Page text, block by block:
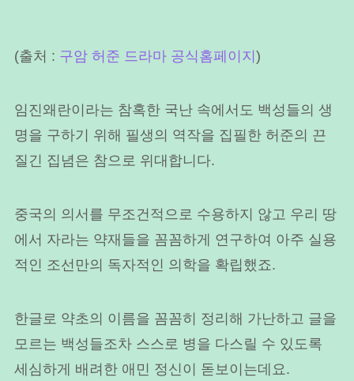
(출처 : 구암 허준 드라마 공식홈페이지 )
임진왜란이라는 참혹한 국난 속에서도 백성들의 생
명을 구하기 위해 필생의 역작을 집필한 허준의 끈
질긴 집념은 참으로 위대합니다.
중국의 의서를 무조건적으로 수용하지 않고 우리 땅
에서 자라는 약재들을 꼼꼼하게 연구하여 아주 실용
적인 조선만의 독자적인 의학을 확립했죠.
한글로 약초의 이름을 꼼꼼히 정리해 가난하고 글을
모르는 백성들조차 스스로 병을 다스릴 수 있도록
세심하게 배려한 애민 정신이 돋보이는데요.